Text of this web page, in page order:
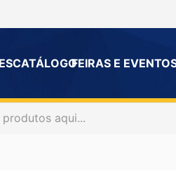
CATÁLOGOFEIRAS E